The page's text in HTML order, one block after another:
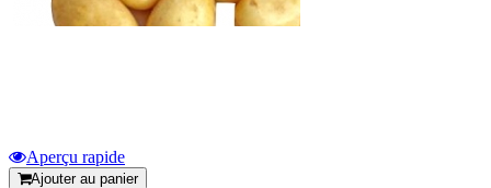
Aperçu rapide
Ajouter au panier